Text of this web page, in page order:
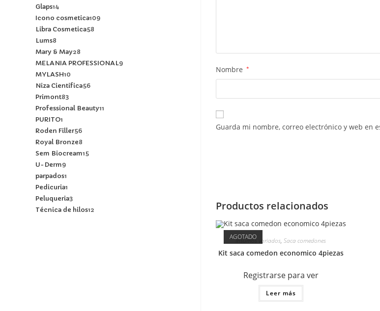
Nombre *
Guarda mi nombre, correo electrónico y web en
Productos relacionados
AGOTADO
Insumos variados,Saca comedones
Kit saca comedon economico 4piezas
Registrarse para ver
Leer más
Glaps14
Icono cosmetica109
Libra Cosmetica58
Lums8
Mary & May28
MELANIA PROFESSIONAL9
MYLASH10
Niza Cientifica56
Primont83
Professional Beauty11
PURITO1
Roden Filler56
Royal Bronze8
Sem Biocream15
U-Derm9
parpados1
Pedicuria1
Peluqueria3
Técnica de hilos12